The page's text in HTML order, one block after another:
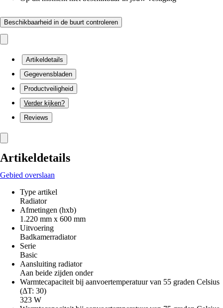
Beschikbaarheid in de buurt controleren
Artikeldetails
Gegevensbladen
Productveiligheid
Verder kijken?
Reviews
Artikeldetails
Gebied overslaan
Type artikel
Radiator
Afmetingen (hxb)
1.220 mm x 600 mm
Uitvoering
Badkamerradiator
Serie
Basic
Aansluiting radiator
Aan beide zijden onder
Warmtecapaciteit bij aanvoertemperatuur van 55 graden Celsius
(ΔT: 30)
323 W